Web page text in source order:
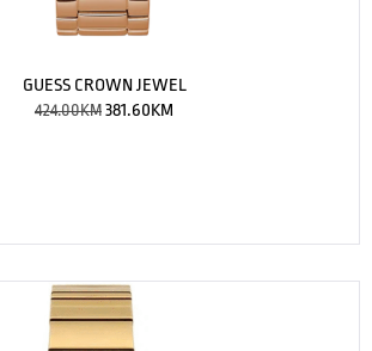
GUESS CROWN JEWEL
424.00KM381.60KM